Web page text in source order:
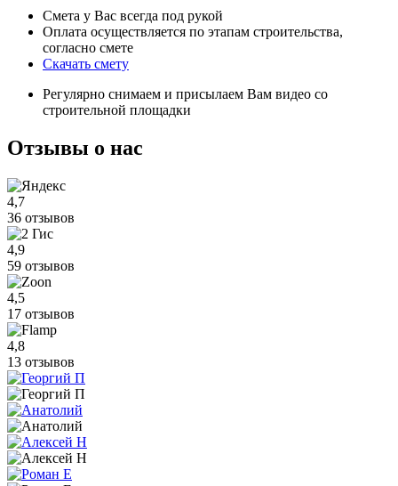
Смета у Вас всегда под рукой
Оплата осуществляется по этапам строительства,
согласно смете
Скачать смету
Регулярно снимаем и присылаем Вам видео со
строительной площадки
Отзывы о нас
4,7
36 отзывов
4,9
59 отзывов
4,5
17 отзывов
4,8
13 отзывов